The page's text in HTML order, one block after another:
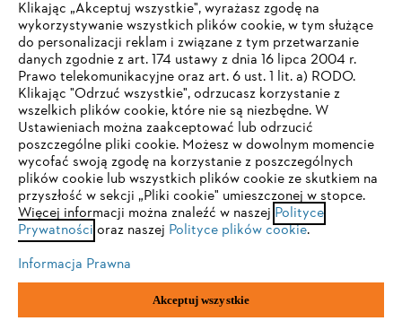
STIHL FAQ
Serwis
Polityka prywatności Wskazówki prawne Cookies
Informacje prawne
TWOJA PRZEGLĄDARKA NIE JEST
OBSŁUGIWANA
Korzystasz z przeglądarki, której jeszcze nie obsługujemy. W
celu optymalnego korzystania z naszej strony zalecamy
przejście do jednej z następujących przeglądarek:
Firefox Chrome
Klikając „Akceptuj wszystkie", wyrażasz zgodę na
wykorzystywanie wszystkich plików cookie, w tym służące
do personalizacji reklam i związane z tym przetwarzanie
danych zgodnie z art. 174 ustawy z dnia 16 lipca 2004 r.
Prawo telekomunikacyjne oraz art. 6 ust. 1 lit. a) RODO.
Klikając "Odrzuć wszystkie", odrzucasz korzystanie z
wszelkich plików cookie, które nie są niezbędne. W
Ustawieniach można zaakceptować lub odrzucić
poszczególne pliki cookie. Możesz w dowolnym momencie
wycofać swoją zgodę na korzystanie z poszczególnych
plików cookie lub wszystkich plików cookie ze skutkiem na
przyszłość w sekcji „Pliki cookie" umieszczonej w stopce.
Więcej informacji można znaleźć w naszej Polityce
Prywatności oraz naszej Polityce plików cookie.
Informacja Prawna
Akceptuj wszystkie